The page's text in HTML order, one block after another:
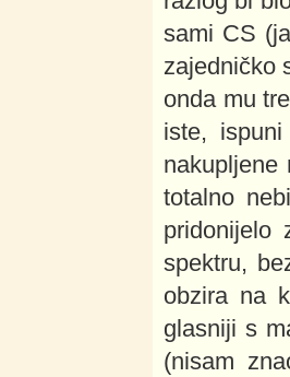
sami CS
zajedničko
onda mu
iste,
nakupljene
totalno
pridonijelo
spektru,
obzira na
glasniji s
(nisam